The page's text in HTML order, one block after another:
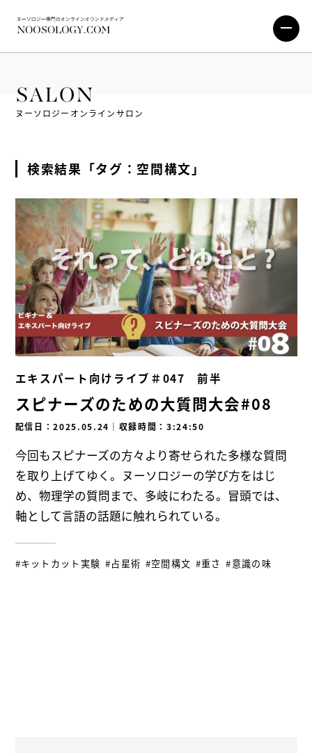
SALON
ヌーソロジーオンラインサロン
検索結果「タグ：空間構文」
エキスパート向けライブ＃047 前半
スピナーズのための大質問大会#08
配信日：2025.05.24 ｜ 収録時間：3:24:50
今回もスピナーズの方々より寄せられた多様な質問
を取り上げてゆく。ヌーソロジーの学び方をはじ
め、物理学の質問まで、多岐にわたる。冒頭では、
軸として言語の話題に触れられている。
#キットカット実験 #占星術 #空間構文 #重さ #意識の味